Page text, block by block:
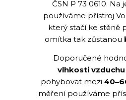
ČSN P 73 0610. Na
používáme přístroj
který stačí ke stěně
omítka tak zůstanou
Doporučené
vlhkosti vzduchu
pohybovat mezi
měření používáme